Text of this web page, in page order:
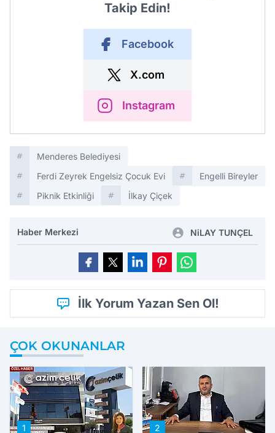
Takip Edin!
Facebook
X.com
Instagram
Menderes Belediyesi
Ferdi Zeyrek Engelsiz Çocuk Evi
Engelli Bireyler
Piknik Etkinliği
İlkay Çiçek
Haber Merkezi NiLAY TUNÇEL
İlk Yorum Yazan Sen Ol!
ÇOK OKUNANLAR
1 2